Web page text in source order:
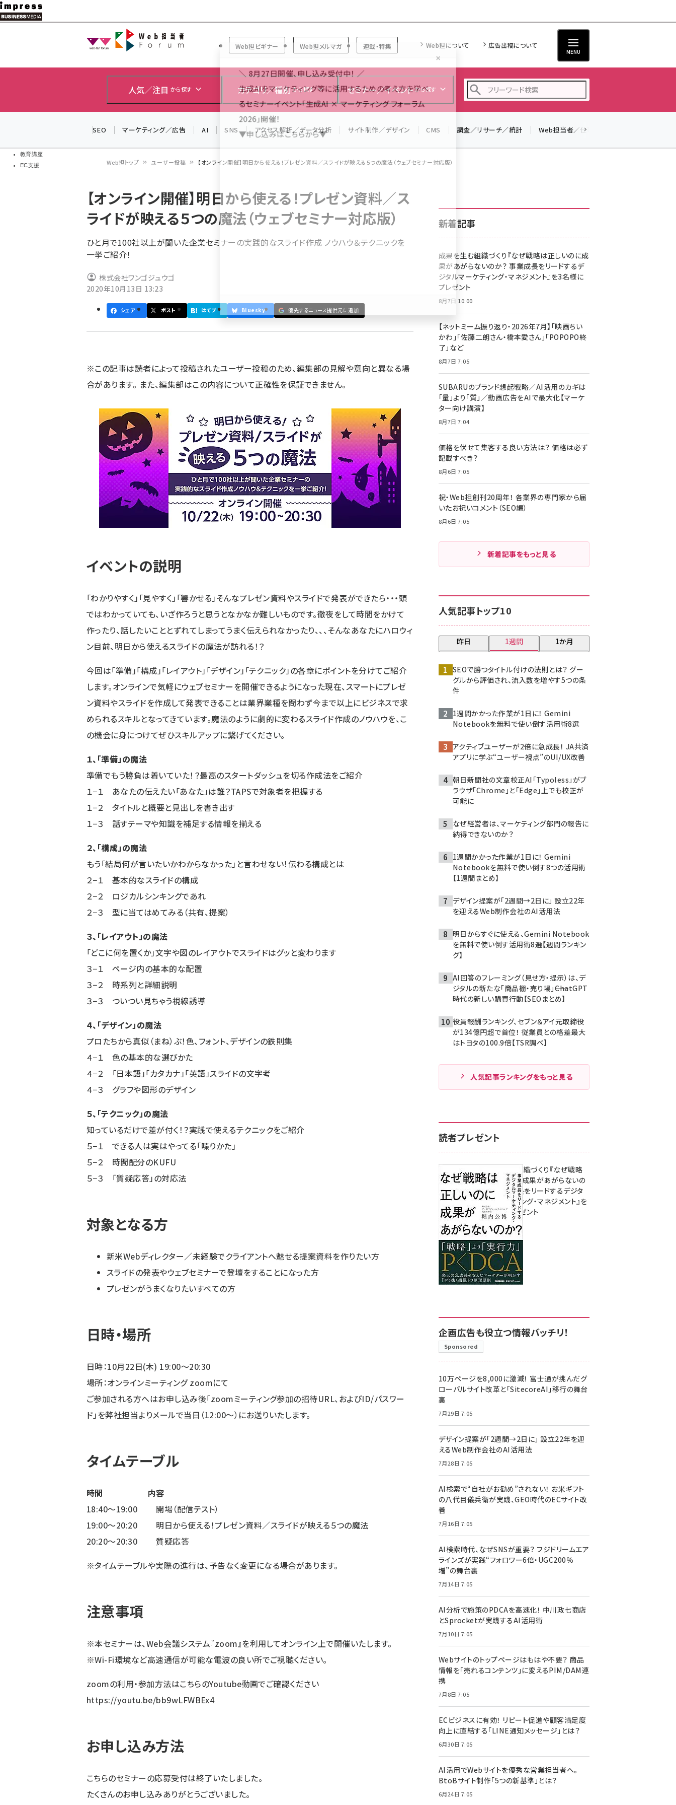
メ
イ
教育講座
EC支援
Web担当者Forum
Web担ビギナー Web担メルマガ 連載・特集 Web担について 広告出稿について
MENU
人気／注目 から探す カテゴリ／種別 から探す セミナー／イベント から探す
z世代 (1623)
meo (1277)
llmo (1166)
SEO マーケティング／広告 AI SNS アクセス解析／データ分析 サイト制作／デザイン CMS 調査／リサーチ／統計 Web担当者／仕事
ン
く
ず
Web担トップ ユーザー投稿 【オンライン開催】明日から使える！プレゼン資料／スライドが映える５つの魔法（ウェブセミナー対応版）
【オンライン開催】明日から使える！プレゼン資料／ス
ライドが映える５つの魔法（ウェブセミナー対応版）
ひと月で100社以上が聞いた企業セミナーの実践的なスライド作成 ノウハウ＆テクニックを
一挙ご紹介！
株式会社ワンゴジュウゴ
2020年10月13日 13:23
シェア ポスト はてブ Bluesky 優先するニュース提供元に追加
※この記事は読者によって投稿されたユーザー投稿のため、編集部の見解や意向と異なる場
合があります。 また、編集部はこの内容について正確性を保証できません。
イベントの説明
「わかりやすく」「見やすく」「響かせる」そんなプレゼン資料やスライドで発表ができたら・・・頭
ではわかっていても、いざ作ろうと思うとなかなか難しいものです。徹夜をして時間をかけて
作ったり、話したいこととずれてしまってうまく伝えられなかったり、、、そんなあなたにハロウィ
ン目前、明日から使えるスライドの魔法が訪れる！？
今回は「準備」「構成」「レイアウト」「デザイン」「テクニック」の各章にポイントを分けてご紹介
します。オンラインで気軽にウェブセミナーを開催できるようになった現在、スマートにプレゼ
ン資料やスライドを作成して発表できることは業界業種を問わず今まで以上にビジネスで求
められるスキルとなってきています。魔法のように劇的に変わるスライド作成のノウハウを、こ
の機会に身につけてぜひスキルアップに繋げてください。
１、「準備」の魔法
準備でもう勝負は着いていた！？最高のスタートダッシュを切る作成法をご紹介
１−１ あなたの伝えたい「あなた」は誰？TAPSで対象者を把握する
１−２ タイトルと概要と見出しを書き出す
１−３ 話すテーマや知識を補足する情報を揃える
２、「構成」の魔法
もう「結局何が言いたいかわからなかった」と言わせない！伝わる構成とは
２−１ 基本的なスライドの構成
２−２ ロジカルシンキングであれ
２−３ 型に当てはめてみる（共有、提案）
３、「レイアウト」の魔法
「どこに何を置くか」文字や図のレイアウトでスライドはグッと変わります
３−１ ページ内の基本的な配置
３−２ 時系列と詳細説明
３−３ ついつい見ちゃう視線誘導
４、「デザイン」の魔法
プロたちから真似（まね）ぶ！色、フォント、デザインの鉄則集
４−１ 色の基本的な選びかた
４−２ 「日本語」「カタカナ」「英語」スライドの文字考
４−３ グラフや図形のデザイン
５、「テクニック」の魔法
知っているだけで差が付く！？実践で使えるテクニックをご紹介
５−１ できる人は実はやってる「喋りかた」
５−２ 時間配分のKUFU
５−３ 「質疑応答」の対応法
対象となる方
新米Webディレクター／未経験でクライアントへ魅せる提案資料を作りたい方
スライドの発表やウェブセミナーで登壇をすることになった方
プレゼンがうまくなりたいすべての方
日時・場所
日時：10月22日(木) 19:00〜20:30
場所：オンラインミーティング zoomにて
ご参加される方へはお申し込み後「zoomミーティング参加の招待URL、およびID/パスワー
ド」を弊社担当よりメールで当日（12:00〜）にお送りいたします。
タイムテーブル
時間
内容
18:40〜19:00
開場（配信テスト）
19:00〜20:20
明日から使える！プレゼン資料／スライドが映える５つの魔法
20:20〜20:30
質疑応答
※タイムテーブルや実際の進行は、予告なく変更になる場合があります。
注意事項
※本セミナーは、Web会議システム『zoom』を利用してオンライン上で開催いたします。
※Wi-Fi環境など高速通信が可能な電波の良い所でご視聴ください。
zoomの利用・参加方法はこちらのYoutube動画でご確認ください
https://youtu.be/bb9wLFWBEx4
お申し込み方法
こちらのセミナーの応募受付は終了いたしました。
たくさんのお申し込みありがとうございました。
新着記事
成果を生む組織づくり『なぜ戦略は正しいのに成
果があがらないのか？ 事業成長をリードするデ
ジタルマーケティング・マネジメント』を3名様に
プレゼント
8月7日 10:00
【ネットミーム振り返り・2026年7月】「映画ちい
かわ」「佐藤二朗さん・橋本愛さん」「POPOPO終
了」など
8月7日 7:05
SUBARUのブランド想起戦略／AI活用のカギは
「量」より「質」／動画広告をAIで最大化【マーケ
ター向け講演】
8月7日 7:04
価格を伏せて集客する良い方法は？ 価格は必ず
記載すべき？
8月6日 7:05
祝・Web担創刊20周年！ 各業界の専門家から届
いたお祝いコメント（SEO編）
8月6日 7:05
新着記事をもっと見る
人気記事トップ10
昨日 1週間 1か月
SEOで勝つタイトル付けの法則とは？ グー
グルから評価され、流入数を増やす5つの条
件
1週間かかった作業が1日に！ Gemini
Notebookを無料で使い倒す活用術8選
アクティブユーザーが2倍に急成長！ JA共済
アプリに学ぶ“ユーザー視点”のUI/UX改善
朝日新聞社の文章校正AI「Typoless」がブ
ラウザ「Chrome」と「Edge」上でも校正が
可能に
なぜ経営者は、マーケティング部門の報告に
納得できないのか？
1週間かかった作業が1日に！ Gemini
Notebookを無料で使い倒す8つの活用術
【1週間まとめ】
デザイン提案が「2週間→2日に」 設立22年
を迎えるWeb制作会社のAI活用法
明日からすぐに使える、Gemini Notebook
を無料で使い倒す活用術8選【週間ランキン
グ】
AI回答のフレーミング（見せ方・提示）は、デ
ジタルの新たな「商品棚・売り場」――ChatGPT
時代の新しい購買行動【SEOまとめ】
役員報酬ランキング、セブン＆アイ元取締役
が134億円超で首位！ 従業員との格差最大
はトヨタの100.9倍【TSR調べ】
人気記事ランキングをもっと見る
読者プレゼント
成果を生む組織づくり『なぜ戦略
は正しいのに成果があがらないの
か？ 事業成長をリードするデジタ
ルマーケティング・マネジメント』を
3名様にプレゼント
8月7日 10:00
企画広告も役立つ情報バッチリ！
Sponsored
10万ページを8,000に激減！ 富士通が挑んだグ
ローバルサイト改革と「SitecoreAI」移行の舞台
裏
7月29日 7:05
デザイン提案が「2週間→2日に」 設立22年を迎
えるWeb制作会社のAI活用法
7月28日 7:05
AI検索で“自社がお勧め”されない！ お米ギフト
の八代目儀兵衛が実践、GEO時代のECサイト改
善
7月16日 7:05
AI検索時代、なぜSNSが重要？ フジドリームエア
ラインズが実践“フォロワー6倍・UGC200％
増”の舞台裏
7月14日 7:05
AI分析で施策のPDCAを高速化！ 中川政七商店
とSprocketが実践するAI活用術
7月10日 7:05
Webサイトのトップページはもはや不要？ 商品
情報を「売れるコンテンツ」に変えるPIM/DAM連
携
7月8日 7:05
ECビジネスに有効！ リピート促進や顧客満足度
向上に直結する「LINE通知メッセージ」とは？
6月30日 7:05
AI活用でWebサイトを優秀な営業担当者へ。
BtoBサイト制作「5つの新基準」とは？
6月24日 7:05
＼ 8月27日開催、申し込み受付中！ ／
生成AIをマーケティング等に活用するための考え方を学べ
るセミナーイベント「生成AI × マーケティング フォーラム
2026」開催！
▼申し込みはこちらから▼